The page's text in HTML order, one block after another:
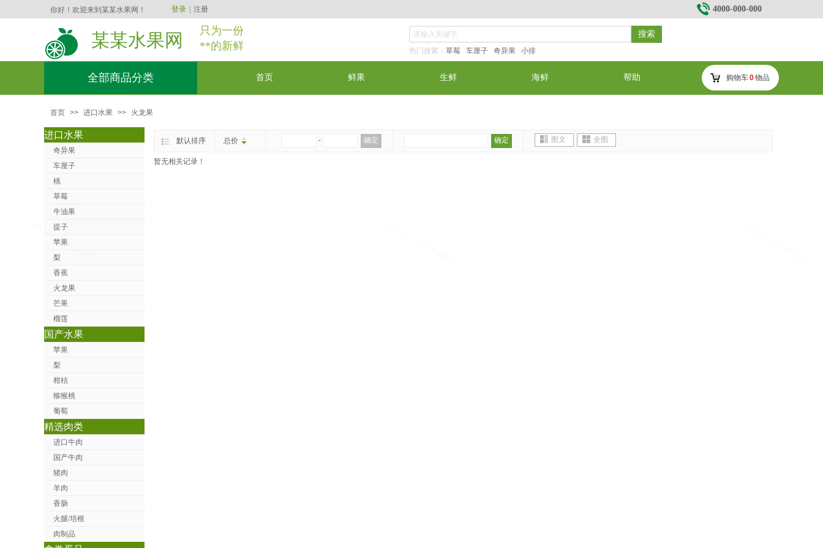
你好！欢迎来到某某水果网！ 登录 注册 4000-000-000
只为一份
**的新鲜
搜索
某某水果网
热门搜索： 草莓 车厘子 奇异果 小排
首页 鲜果 生鲜 海鲜 帮助
全部商品分类 购物车0物品
首页 >> 进口水果 >> 火龙果
默认排序 总价 - 确定 确定 图文 全图
暂无相关记录！
进口水果
奇异果
车厘子
桃
草莓
牛油果
提子
苹果
梨
香蕉
火龙果
芒果
榴莲
国产水果
苹果
梨
柑桔
猕猴桃
葡萄
精选肉类
进口牛肉
国产牛肉
猪肉
羊肉
香肠
火腿/培根
肉制品